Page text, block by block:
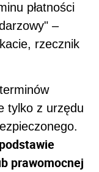
płatności
–
rzecznik
tylko z urzędu
prawomocnej